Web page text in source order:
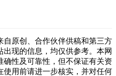
自原创、合作伙伴供稿和第三方
出现的信息，均仅供参考。本网
性及可靠性，但不保证有关资
使用前请进一步核实，并对任何